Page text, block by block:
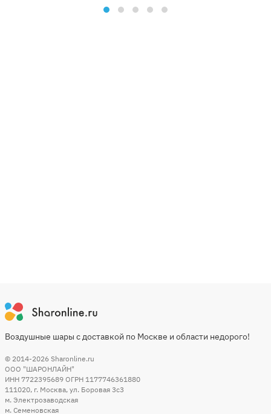
Воздушные шары с доставкой по Москве и области недорого!
© 2014-2026 Sharonline.ru
ООО "ШАРОНЛАЙН"
ИНН 7722395689 ОГРН 1177746361880
111020, г. Москва, ул. Боровая 3c3
м. Электрозаводская
м. Семеновская